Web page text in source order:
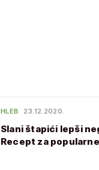
HLEB 23.12.2020.
Slani štapići lepši
Recept za